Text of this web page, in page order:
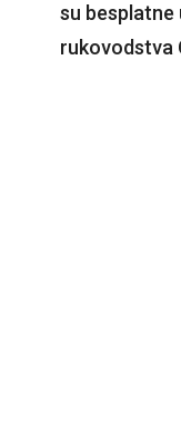
su besplatne
rukovodstva